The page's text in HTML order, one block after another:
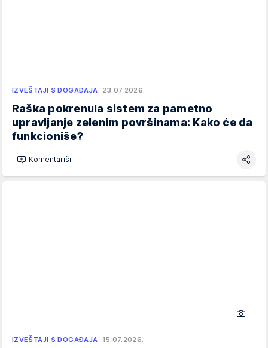
IZVEŠTAJI S DOGAĐAJA 23.07.2026.
Raška pokrenula sistem za pametno
upravljanje zelenim površinama: Kako će da
funkcioniše?
Komentariši
IZVEŠTAJI S DOGAĐAJA 15.07.2026.